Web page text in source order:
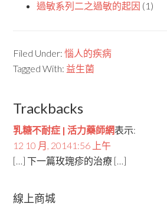
過敏系列二之過敏的起因 (1)
Filed Under:惱人的疾病
Tagged With: 益生菌
Trackbacks
乳糖不耐症 | 活力藥師網表示:
12 10 月, 20141:56 上午
[…] 下一篇玫瑰疹的治療 […]
線上商城